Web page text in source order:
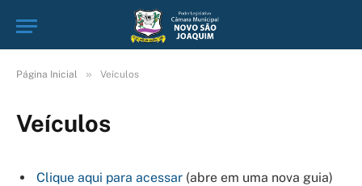
Página Inicial » Veículos
Veículos
Clique aqui para acessar (abre em uma nova guia)